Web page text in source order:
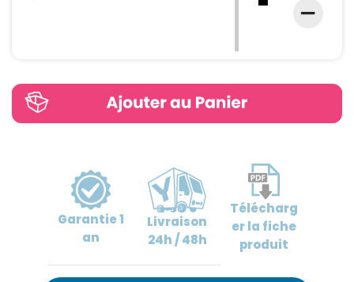
Garantie1
an
Livraison
24h / 48h
Télécharg
erla fiche
produit